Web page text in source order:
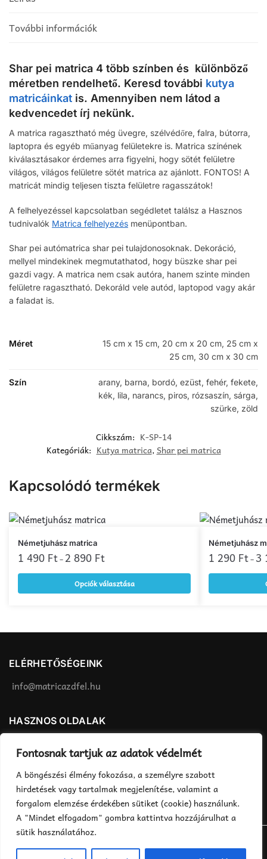
Fontosnak tartjuk az adatok védelmét
A böngészési élmény fokozása, a személyre szabott
hirdetések vagy tartalmak megjelenítése, valamint a
forgalom elemzése érdekében sütiket (cookie) használunk.
A "Mindet elfogadom" gombra kattintva hozzájárulhat a
sütik használatához.
További információk
Shar pei matrica 4 több színben és különböző
méretben rendelhető. Keresd további kutya
matricáinkat is. Amennyiben nem látod a
kedvencedet írj nekünk.
A matrica ragasztható még üvegre, szélvédőre, falra, bútorra,
laptopra és egyéb műanyag felületekre is. Matrica színének
kiválasztásakor érdemes arra figyelni, hogy sötét felületre
világos, világos felületre sötét matrica az ajánlott. FONTOS! A
matricát mindig teljesen tiszta felületre ragasszátok!
A felhelyezéssel kapcsolatban segédletet találsz a Hasznos
tudnivalók Matrica felhelyezés menüpontban.
Shar pei autómatrica shar pei tulajdonosoknak. Dekoráció,
mellyel mindekinek megmutathatod, hogy büszke shar pei
gazdi vagy. A matrica nem csak autóra, hanem szinte minden
felületre ragasztható. Dekoráld vele autód, laptopod vagy akár
a faladat is.
Méret
15 cm x 15 cm, 20 cm x 20 cm, 25 cm x
25 cm, 30 cm x 30 cm
Szín
arany, barna, bordó, ezüst, fehér, fekete,
kék, lila, narancs, piros, rózsaszín, sárga,
szürke, zöld
Cikkszám: K-SP-14
Kategóriák: Kutya matrica,Shar pei matrica
Kapcsolódó termékek
Németjuhász matrica
1 490 Ft– 2 890 Ft
Opciók választása
Ennek
a
terméknek
a
termékoldalon
választhatók
Németjuhász
1 290 Ft– 3
Ennek
a
terméknek
ELÉRHETŐSÉGEINK
info@matricazdfel.hu
HASZNOS OLDALAK
Fizetés, szállítás
©2018 MatricázdFel.hu - Minden jog fenntartva